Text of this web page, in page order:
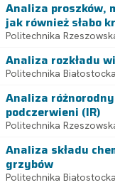
Analiza proszków,
jak również słabo
Politechnika
Analiza rozkładu
Politechnika Białostocka
Analiza
podczerwieni (IR)
Politechnika
Analiza składu
grzybów
Politechnika Białostocka